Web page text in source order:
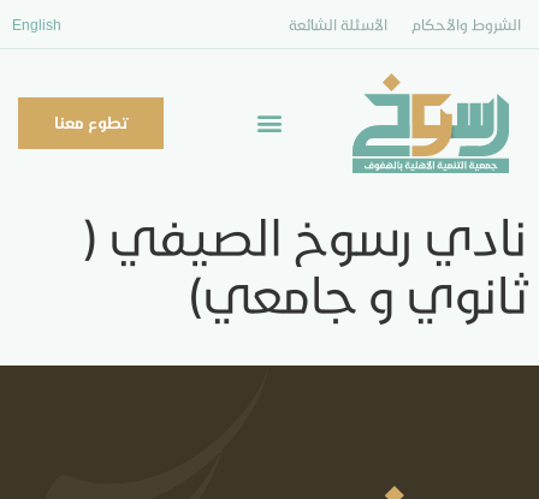
الشروط والأحكام الأسئلة الشائعة English
تطوع معنا
نادي رسوخ الصيفي (
ثانوي و جامعي)